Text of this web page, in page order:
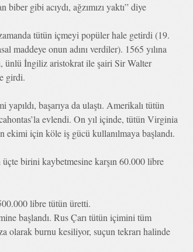
gibi acıydı, ağzımızı yaktı” diye
tütün içmeyi popüler hale getirdi (19.
maddeye onun adını verdiler). 1565 yılına
ünlü İngiliz aristokrat ile şairi Sir Walter
girdi.
başarıya da ulaştı. Amerikalı tütün
evlendi. On yıl içinde, tütün Virginia
için köle iş gücü kullanılmaya başlandı.
birini kaybetmesine karşın 60.000 libre
libre tütün üretti.
başlandı. Rus Çarı tütün içimini tüm
olarak burnu kesiliyor, suçun tekrarı halinde